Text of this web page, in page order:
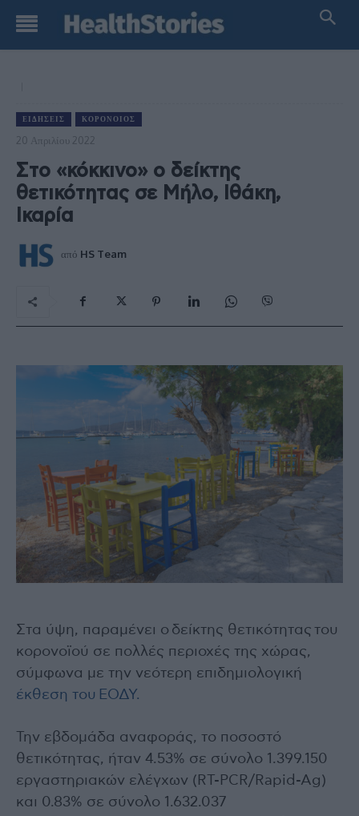
ΕΙΔΉΣΕΙΣ ΚΟΡΟΝΟΙΌΣ
20 Απριλίου 2022
Στο «κόκκινο» ο δείκτης
θετικότητας σε Μήλο, Ιθάκη,
Ικαρία
από HS Team
Στα ύψη, παραμένει ο δείκτης θετικότητας του
κορονοϊού σε πολλές περιοχές της χώρας,
σύμφωνα με την νεότερη επιδημιολογική
έκθεση του ΕΟΔΥ.
Την εβδομάδα αναφοράς, το ποσοστό
θετικότητας, ήταν 4.53% σε σύνολο 1.399.150
εργαστηριακών ελέγχων (RT-PCR/Rapid-Ag)
και 0.83% σε σύνολο 1.632.037